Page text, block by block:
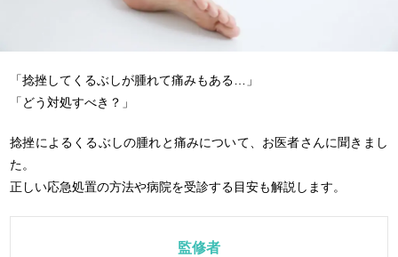
「捻挫してくるぶしが腫れて痛みもある…」
「どう対処すべき？」
捻挫によるくるぶしの腫れと痛みについて、お医者さんに聞きまし
た。
正しい応急処置の方法や病院を受診する目安も解説します。
監修者